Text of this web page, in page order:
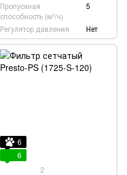
Пропускная
способность (м³/ч)
5
Регулятор давления Нет
6
6
2